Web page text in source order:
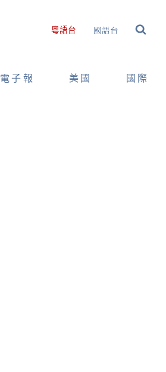
粵語台 國語台
電子報 美國 國際